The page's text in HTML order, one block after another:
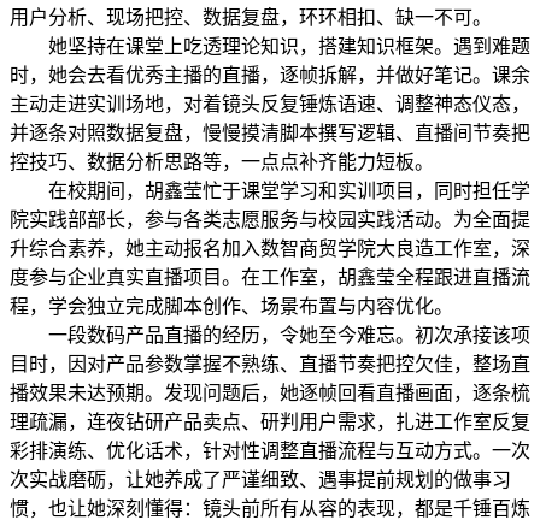
用户分析、现场把控、数据复盘，环环相扣、缺一不可。
她坚持在课堂上吃透理论知识，搭建知识框架。遇到难题
时，她会去看优秀主播的直播，逐帧拆解，并做好笔记。课余
主动走进实训场地，对着镜头反复锤炼语速、调整神态仪态，
并逐条对照数据复盘，慢慢摸清脚本撰写逻辑、直播间节奏把
控技巧、数据分析思路等，一点点补齐能力短板。
在校期间，胡鑫莹忙于课堂学习和实训项目，同时担任学
院实践部部长，参与各类志愿服务与校园实践活动。为全面提
升综合素养，她主动报名加入数智商贸学院大良造工作室，深
度参与企业真实直播项目。在工作室，胡鑫莹全程跟进直播流
程，学会独立完成脚本创作、场景布置与内容优化。
一段数码产品直播的经历，令她至今难忘。初次承接该项
目时，因对产品参数掌握不熟练、直播节奏把控欠佳，整场直
播效果未达预期。发现问题后，她逐帧回看直播画面，逐条梳
理疏漏，连夜钻研产品卖点、研判用户需求，扎进工作室反复
彩排演练、优化话术，针对性调整直播流程与互动方式。一次
次实战磨砺，让她养成了严谨细致、遇事提前规划的做事习
惯，也让她深刻懂得：镜头前所有从容的表现，都是千锤百炼